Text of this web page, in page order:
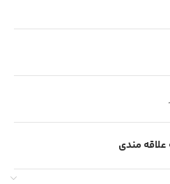
علاقه مندی